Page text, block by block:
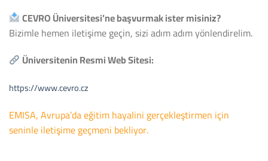
CEVRO Üniversitesi’ne başvurmak ister misiniz?
Bizimle hemen iletişime geçin, sizi adım adım yönlendirelim.
Üniversitenin Resmi Web Sitesi:
https://www.cevro.cz
EMISA, Avrupa’da eğitim hayalini gerçekleştirmen için
seninle iletişime geçmeni bekliyor.